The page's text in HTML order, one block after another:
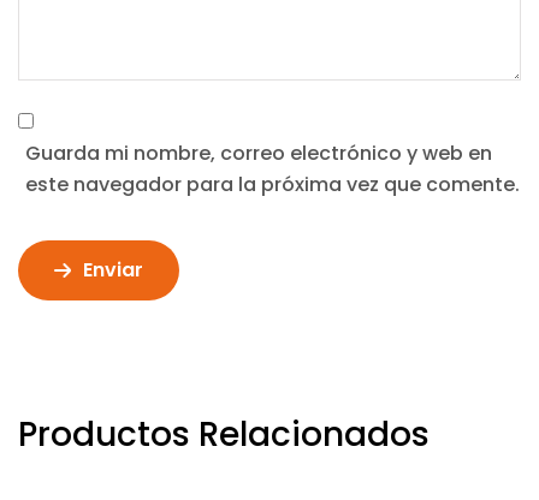
Guarda mi nombre, correo electrónico y web en
este navegador para la próxima vez que comente.
Enviar
Productos Relacionados